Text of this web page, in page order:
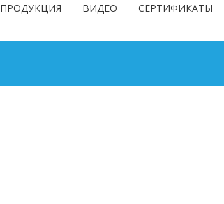
ПРОДУКЦИЯ ВИДЕО СЕРТИФИКАТЫ